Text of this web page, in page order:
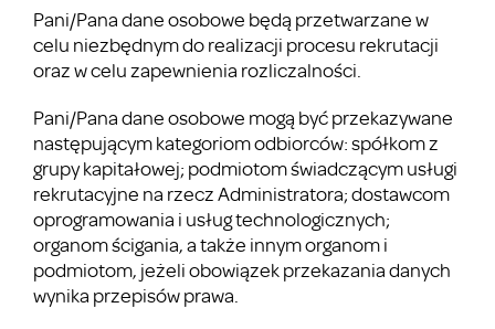
Pani/Pana dane osobowe będą przetwarzane w
celu niezbędnym do realizacji procesu rekrutacji
oraz w celu zapewnienia rozliczalności.
Pani/Pana dane osobowe mogą być przekazywane
następującym kategoriom odbiorców: spółkom z
grupy kapitałowej; podmiotom świadczącym usługi
rekrutacyjne na rzecz Administratora; dostawcom
oprogramowania i usług technologicznych;
organom ścigania, a także innym organom i
podmiotom, jeżeli obowiązek przekazania danych
wynika przepisów prawa.